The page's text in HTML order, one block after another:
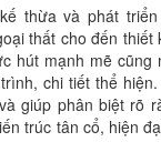
thừa và phát
thất cho đến thiết
hút mạnh mẽ cũng
chi tiết thể
giúp phân biệt rõ
trúc tân cổ, hiện